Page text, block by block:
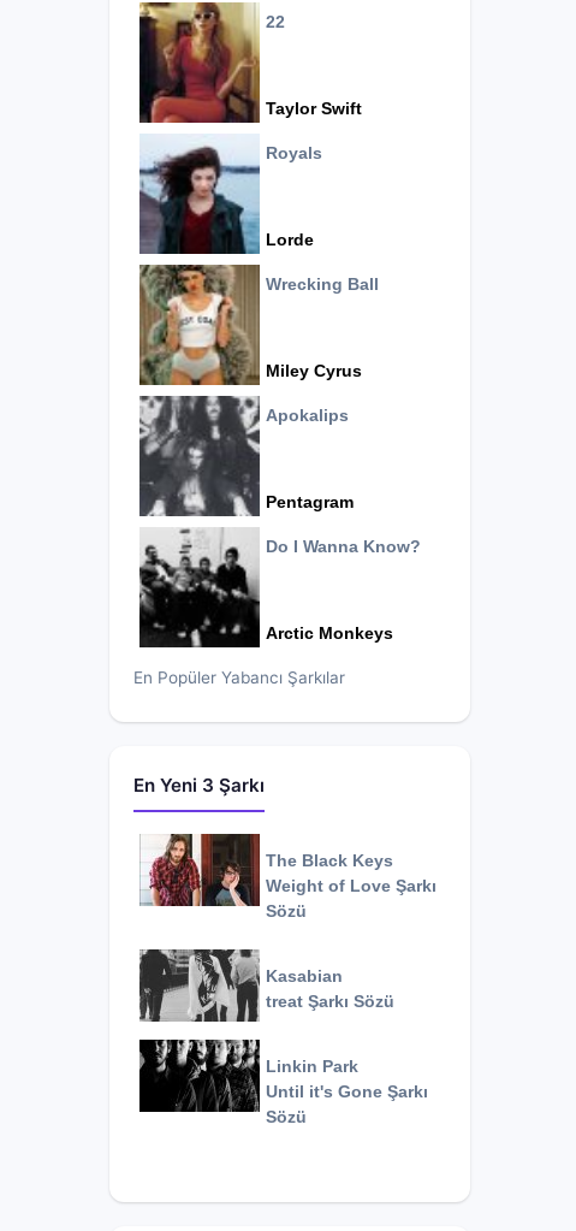
22
Taylor Swift
Royals
Lorde
Wrecking Ball
Miley Cyrus
Apokalips
Pentagram
Do I Wanna Know?
Arctic Monkeys
En Popüler Yabancı Şarkılar
En Yeni 3 Şarkı
The Black Keys
Weight of Love Şarkı
Sözü
Kasabian
treat Şarkı Sözü
Linkin Park
Until it's Gone Şarkı
Sözü